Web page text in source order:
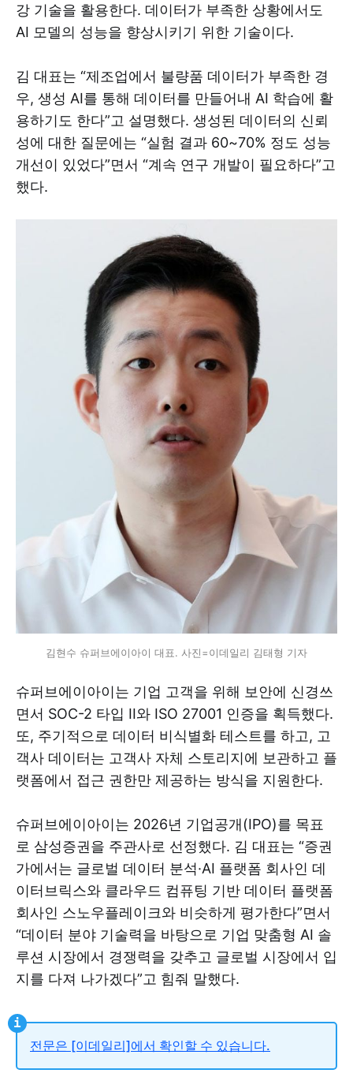
강 기술을 활용한다. 데이터가 부족한 상황에서도
AI 모델의 성능을 향상시키기 위한 기술이다.
김 대표는 “제조업에서 불량품 데이터가 부족한 경
우, 생성 AI를 통해 데이터를 만들어내 AI 학습에 활
용하기도 한다”고 설명했다. 생성된 데이터의 신뢰
성에 대한 질문에는 “실험 결과 60~70% 정도 성능
개선이 있었다”면서 “계속 연구 개발이 필요하다”고
했다.
김현수 슈퍼브에이아이 대표. 사진=이데일리 김태형 기자
슈퍼브에이아이는 기업 고객을 위해 보안에 신경쓰
면서 SOC-2 타입 II와 ISO 27001 인증을 획득했다.
또, 주기적으로 데이터 비식별화 테스트를 하고, 고
객사 데이터는 고객사 자체 스토리지에 보관하고 플
랫폼에서 접근 권한만 제공하는 방식을 지원한다.
슈퍼브에이아이는 2026년 기업공개(IPO)를 목표
로 삼성증권을 주관사로 선정했다. 김 대표는 “증권
가에서는 글로벌 데이터 분석·AI 플랫폼 회사인 데
이터브릭스와 클라우드 컴퓨팅 기반 데이터 플랫폼
회사인 스노우플레이크와 비슷하게 평가한다”면서
“데이터 분야 기술력을 바탕으로 기업 맞춤형 AI 솔
루션 시장에서 경쟁력을 갖추고 글로벌 시장에서 입
지를 다져 나가겠다”고 힘줘 말했다.
전문은 [이데일리]에서 확인할 수 있습니다.